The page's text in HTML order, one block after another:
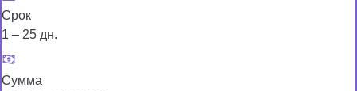
Срок
1 – 25 дн.
Сумма